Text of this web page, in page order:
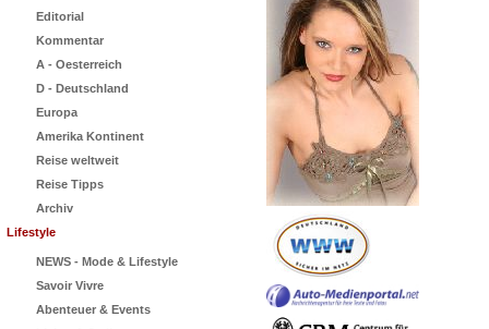
Editorial
Kommentar
A - Oesterreich
D - Deutschland
Europa
Amerika Kontinent
Reise weltweit
Reise Tipps
Archiv
Lifestyle
NEWS - Mode & Lifestyle
Savoir Vivre
Abenteuer & Events